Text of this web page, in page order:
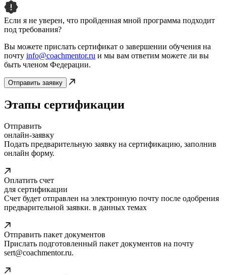
Если я не уверен, что пройденная мной программа подходит
под требования?
Вы можете прислать сертификат о завершении обучения на
почту info@coachmentor.ru и мы вам ответим можете ли вы
быть членом Федерации.
Отправить заявку
Этапы сертификации
Отправить
онлайн-заявку
Подать предварительную заявку на сертификацию, заполнив
онлайн форму.
Оплатить счет
для сертификации
Счет будет отправлен на электронную почту после одобрения
предварительной заявки. в данных темах
Отправить пакет документов
Прислать подготовленный пакет документов на почту
sert@coachmentor.ru.